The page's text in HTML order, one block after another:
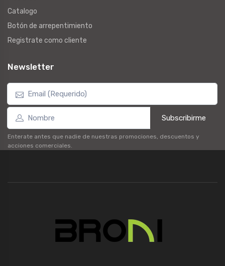
Catalogo
Botón de arrepentimiento
Registrate como cliente
Newsletter
Subscribirme
Enterate antes que nadie de nuestras promociones, descuentos y
acciones comerciales.